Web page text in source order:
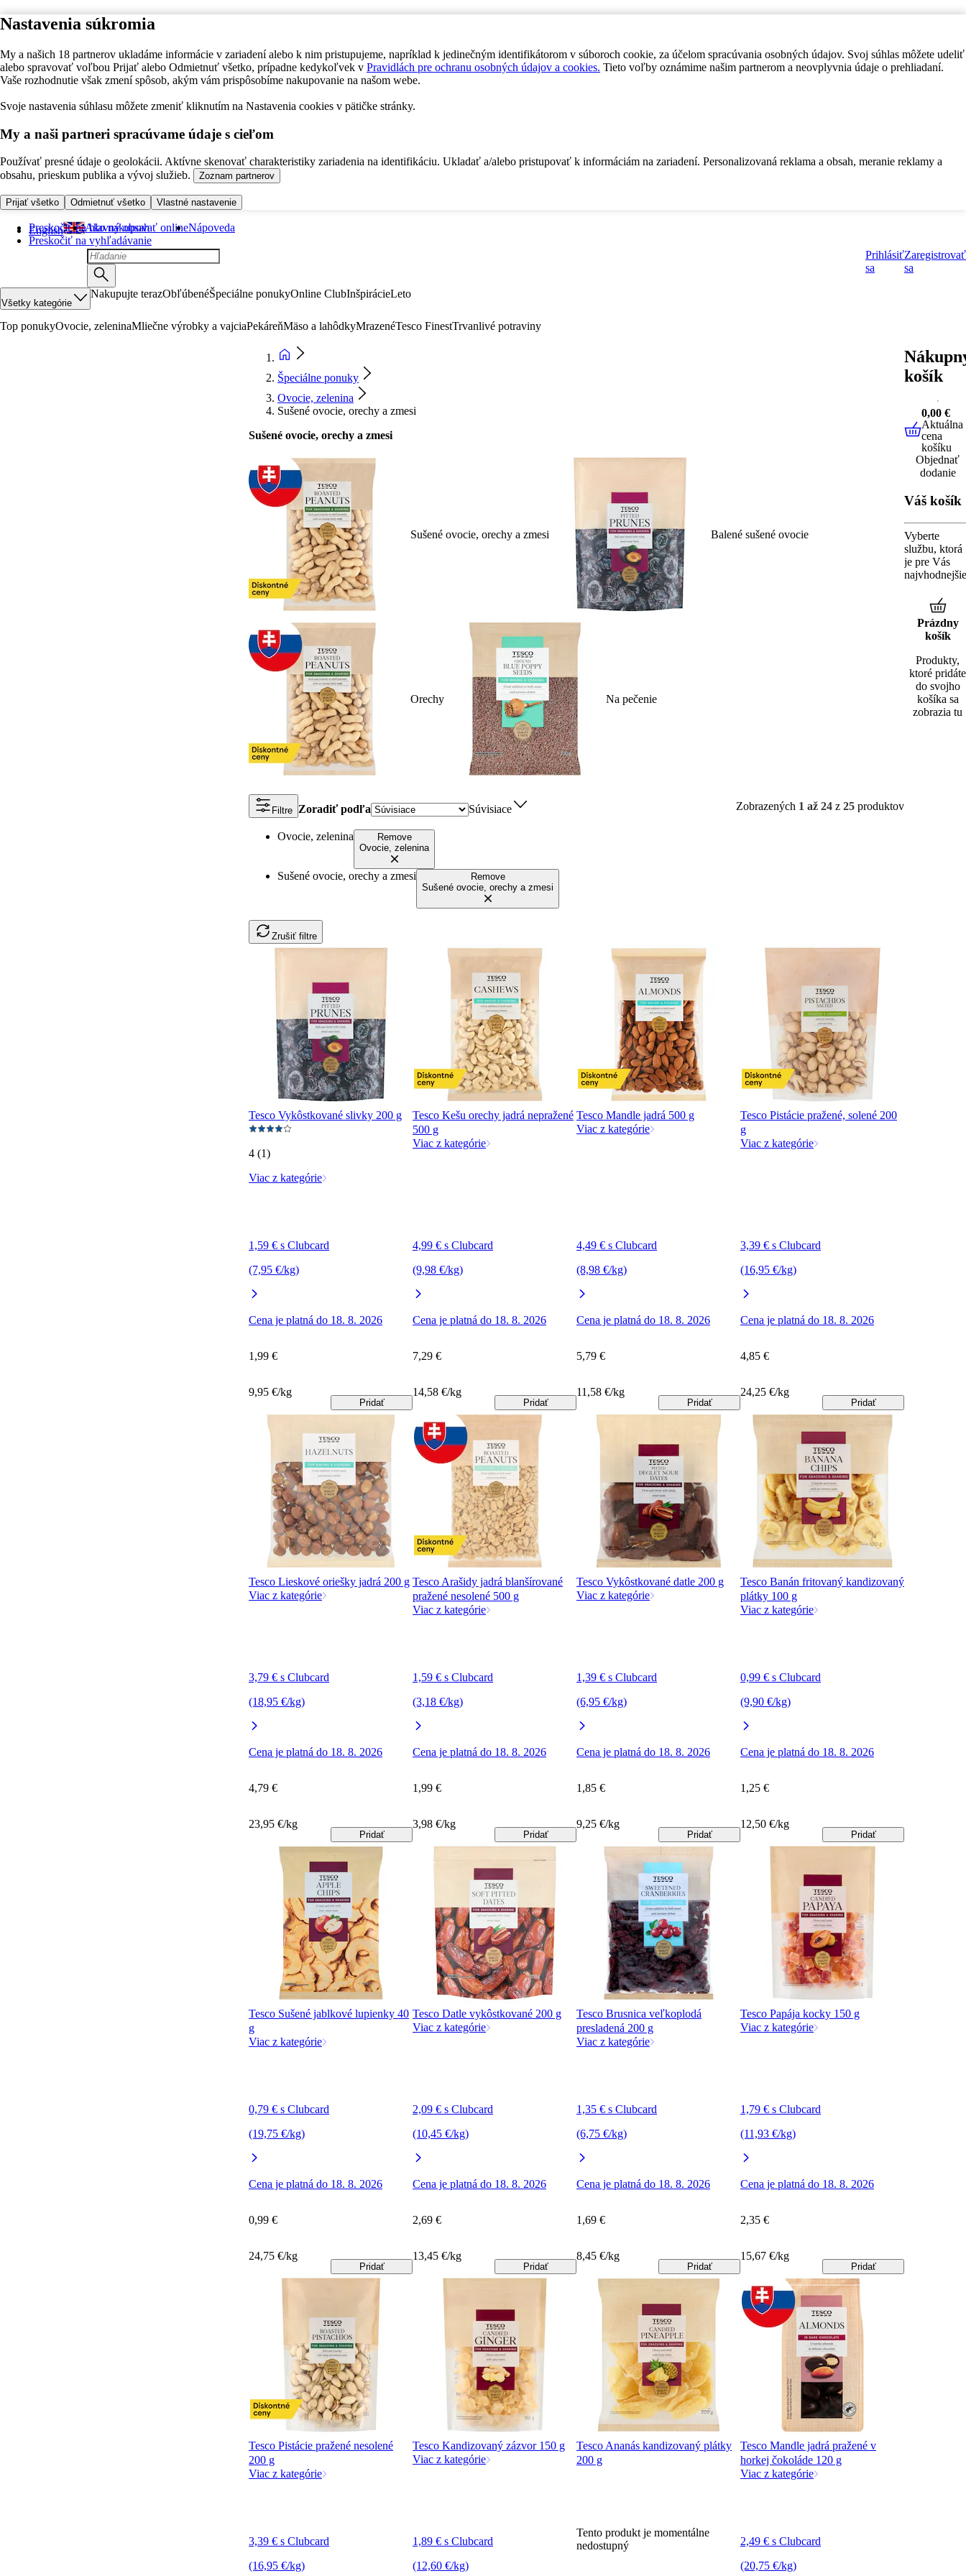
Nastavenia súkromia
My a našich 18 partnerov ukladáme informácie v zariadení alebo k nim pristupujeme, napríklad k jedinečným identifikátorom v súboroch cookie, za účelom spracúvania osobných údajov. Svoj súhlas môžete udeliť
alebo spravovať voľbou Prijať alebo Odmietnuť všetko, prípadne kedykoľvek v Pravidlách pre ochranu osobných údajov a cookies. Tieto voľby oznámime našim partnerom a neovplyvnia údaje o prehliadaní.
Vaše rozhodnutie však zmení spôsob, akým vám prispôsobíme nakupovanie na našom webe.
Svoje nastavenia súhlasu môžete zmeniť kliknutím na Nastavenia cookies v pätičke stránky.
My a naši partneri spracúvame údaje s cieľom
Používať presné údaje o geolokácii. Aktívne skenovať charakteristiky zariadenia na identifikáciu. Ukladať a/alebo pristupovať k informáciám na zariadení. Personalizovaná reklama a obsah, meranie reklamy a
obsahu, prieskum publika a vývoj služieb.
Zoznam partnerov
Prijať všetko Odmietnuť všetko Vlastné nastavenie
Preskočiť na hlavný obsah
Preskočiť na vyhľadávanie
English Ako nakupovať onlineNápoveda
Prihlásiť
sa
Zaregistrovať
sa
Všetky kategórie
Nakupujte terazObľúbenéŠpeciálne ponukyOnline ClubInšpirácieLeto
Top ponukyOvocie, zeleninaMliečne výrobky a vajciaPekáreňMäso a lahôdkyMrazenéTesco FinestTrvanlivé potraviny
Špeciálne ponuky
Ovocie, zelenina
Sušené ovocie, orechy a zmesi
Sušené ovocie, orechy a zmesi
Sušené ovocie, orechy a zmesi Balené sušené ovocie
Orechy Na pečenie
Filtre Zoradiť podľa Súvisiace Zobrazených 1 až 24 z 25 produktov
Ovocie, zelenina
Remove
Ovocie, zelenina
Sušené ovocie, orechy a zmesi
Remove
Sušené ovocie, orechy a zmesi
Zrušiť filtre
Tesco Vykôstkované slivky 200 g
4 (1)
Viac z kategórie
1,59 € s Clubcard
(7,95 €/kg)
Cena je platná do 18. 8. 2026
1,99 €
9,95 €/kg
Pridať
Tesco Kešu orechy jadrá nepražené
500 g
Viac z kategórie
4,99 € s Clubcard
(9,98 €/kg)
Cena je platná do 18. 8. 2026
7,29 €
14,58 €/kg
Pridať
Tesco Mandle jadrá 500 g
Viac z kategórie
4,49 € s Clubcard
(8,98 €/kg)
Cena je platná do 18. 8. 2026
5,79 €
11,58 €/kg
Pridať
Tesco Pistácie pražené, solené 200
g
Viac z kategórie
3,39 € s Clubcard
(16,95 €/kg)
Cena je platná do 18. 8. 2026
4,85 €
24,25 €/kg
Pridať
Tesco Lieskové oriešky jadrá 200 g
Viac z kategórie
3,79 € s Clubcard
(18,95 €/kg)
Cena je platná do 18. 8. 2026
4,79 €
23,95 €/kg
Pridať
Tesco Arašidy jadrá blanšírované
pražené nesolené 500 g
Viac z kategórie
1,59 € s Clubcard
(3,18 €/kg)
Cena je platná do 18. 8. 2026
1,99 €
3,98 €/kg
Pridať
Tesco Vykôstkované datle 200 g
Viac z kategórie
1,39 € s Clubcard
(6,95 €/kg)
Cena je platná do 18. 8. 2026
1,85 €
9,25 €/kg
Pridať
Tesco Banán fritovaný kandizovaný
plátky 100 g
Viac z kategórie
0,99 € s Clubcard
(9,90 €/kg)
Cena je platná do 18. 8. 2026
1,25 €
12,50 €/kg
Pridať
Tesco Sušené jablkové lupienky 40
g
Viac z kategórie
0,79 € s Clubcard
(19,75 €/kg)
Cena je platná do 18. 8. 2026
0,99 €
24,75 €/kg
Pridať
Tesco Datle vykôstkované 200 g
Viac z kategórie
2,09 € s Clubcard
(10,45 €/kg)
Cena je platná do 18. 8. 2026
2,69 €
13,45 €/kg
Pridať
Tesco Brusnica veľkoplodá
presladená 200 g
Viac z kategórie
1,35 € s Clubcard
(6,75 €/kg)
Cena je platná do 18. 8. 2026
1,69 €
8,45 €/kg
Pridať
Tesco Papája kocky 150 g
Viac z kategórie
1,79 € s Clubcard
(11,93 €/kg)
Cena je platná do 18. 8. 2026
2,35 €
15,67 €/kg
Pridať
Tesco Pistácie pražené nesolené
200 g
Viac z kategórie
3,39 € s Clubcard
(16,95 €/kg)
Tesco Kandizovaný zázvor 150 g
Viac z kategórie
1,89 € s Clubcard
(12,60 €/kg)
Tesco Ananás kandizovaný plátky
200 g
Tento produkt je momentálne
nedostupný
Tesco Mandle jadrá pražené v
horkej čokoláde 120 g
Viac z kategórie
2,49 € s Clubcard
(20,75 €/kg)
košík
0,00 €
0,00 €
Aktuálna
cena
košíku
Objednať
dodanie
Váš košík
Vyberte
službu, ktorá
je pre Vás
najvhodnejšie
Prázdny
košík
Produkty,
ktoré pridáte
do svojho
košíka sa
zobrazia tu